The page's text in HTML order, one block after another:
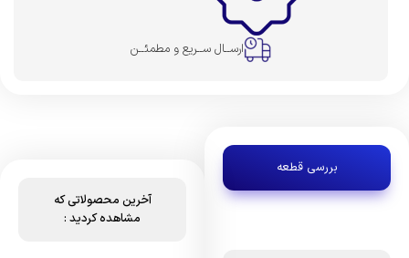
ارســال ســریع و مطمئــن
بررسی قطعه
آخرین محصولاتی که
مشاهده کردید :